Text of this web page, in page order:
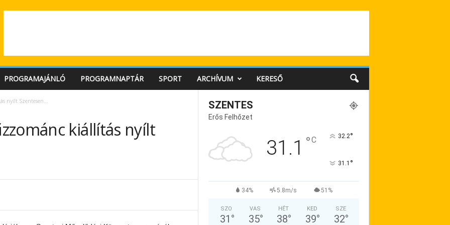
PROGRAMAJÁNLÓ PROGRAMNAPTÁR SPORT ARCHÍVUM KERESŐ
nyílt Szentesen…
kiállítás nyílt
SZENTES
Erős Felhőzet
31.1 °C 32.2°
31.1 °
34% 5.8m/s 51%
SZO
31 °
VAS
35°
HÉT
38°
KED
39°
SZE
32°